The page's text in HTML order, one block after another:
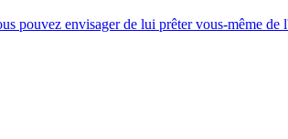
pouvez envisager de lui prêter vous-même de